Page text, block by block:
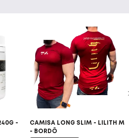
-
CAMISA LONG SLIM - LILITH M
- BORDÔ